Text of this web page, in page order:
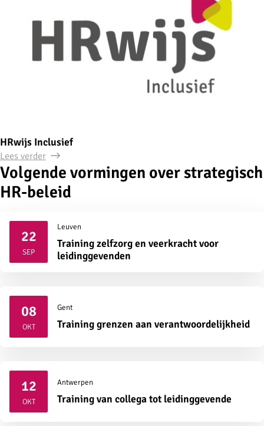
HRwijs Inclusief
Lees verder
Volgende vormingen over strategisch
HR-beleid
22
SEP2026
Leuven
Training zelfzorg en veerkracht voor
leidinggevenden
08
OKT2026
Gent
Training grenzen aan verantwoordelijkheid
12
OKT2026
Antwerpen
Training van collega tot leidinggevende